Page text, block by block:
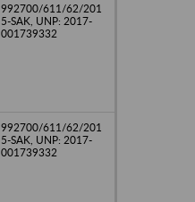
992700/611/62/201
5-SAK, UNP: 2017-
001739332
992700/611/62/201
5-SAK, UNP: 2017-
001739332